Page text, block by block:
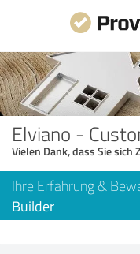
Elviano -
Vielen Dank, dass Sie
Ihre Erfahrung &
Builder